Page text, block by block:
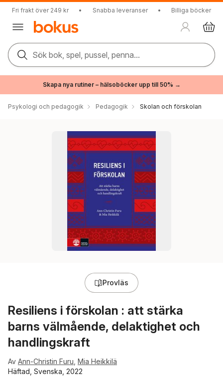
Fri frakt över 249 kr • Snabba leveranser • Billiga böcker
Sök bok, spel, pussel, penna...
Skapa nya rutiner – hälsoböcker upp till 50% →
Psykologi och pedagogik Pedagogik Skolan och förskolan
Provläs
Resiliens i förskolan : att stärka
barns välmående, delaktighet och
handlingskraft
Av Ann-Christin Furu Mia Heikkilä
Häftad, Svenska, 2022